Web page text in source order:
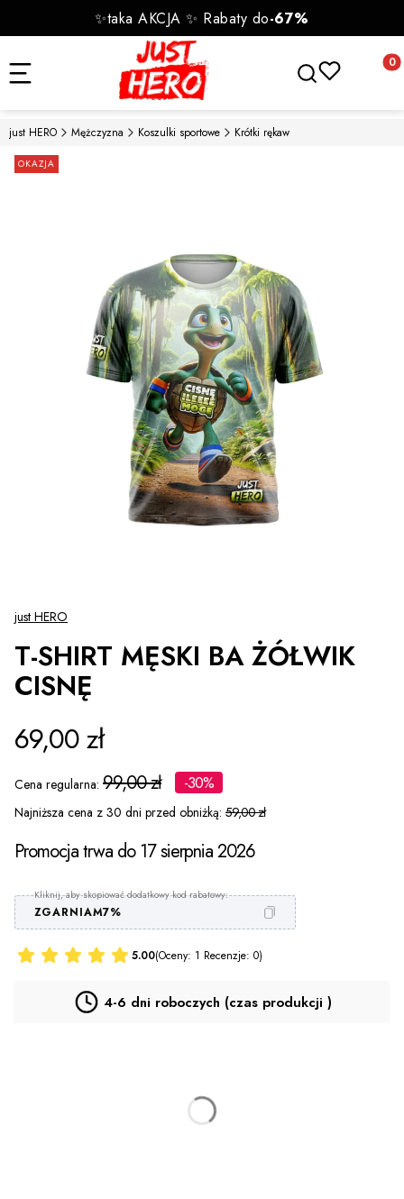
✨taka AKCJA ✨ Rabaty do-67%
Otwórz
just HERO Mężczyzna Koszulki sportowe Krótki rękaw
Etykiety
OKAZJA
just HERO
T-SHIRT MĘSKI BA ŻÓŁWIK
CISNĘ
69,00 zł
Cena regularna: 99,00 zł -30%
Najniższa cena z 30 dni przed obniżką: 59,00 zł
Promocja trwa do 17 sierpnia 2026
ZGARNIAM7%
5.00(Oceny: 1 Recenzje: 0)
4-6 dni roboczych (czas produkcji )